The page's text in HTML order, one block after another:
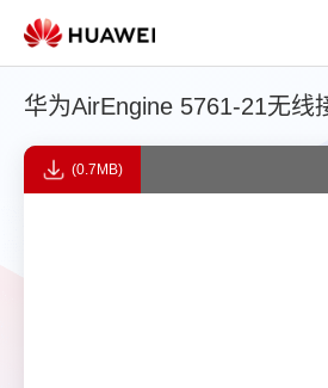
华为AirEngine 5761-21无线
(0.7MB)